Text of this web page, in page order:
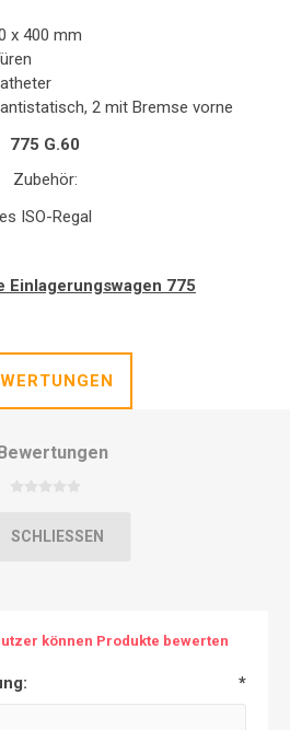
x 400 mm
2 mit Bremse vorne
775 G.60
Zubehör:
ISO-Regal
Einlagerungswagen 775
SCHLIESSEN
können Produkte bewerten
*